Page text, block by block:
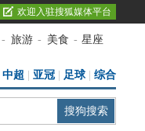
欢迎入驻搜狐媒体平台
- 旅游 - 美食 - 星座
中超 亚冠 足球| 综合